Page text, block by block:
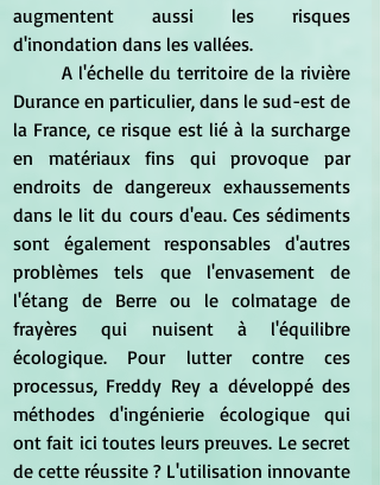
augmentent aussi les risques
d'inondation dans les vallées.
Durance en particulier, dans le sud-est de
la France, ce risque est lié à la surcharge
en matériaux fins qui provoque par
endroits de dangereux exhaussements
dans le lit du cours d'eau. Ces sédiments
sont également responsables d'autres
problèmes tels que l'envasement de
l'étang de Berre ou le colmatage de
frayères qui nuisent à l'équilibre
écologique. Pour lutter contre ces
processus, Freddy Rey a développé des
méthodes d'ingénierie écologique qui
ont fait ici toutes leurs preuves. Le secret
de cette réussite ? L'utilisation innovante